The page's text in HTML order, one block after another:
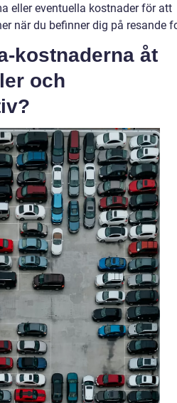
eller eventuella kostnader för att
när du befinner dig på resande
kostnaderna åt
och